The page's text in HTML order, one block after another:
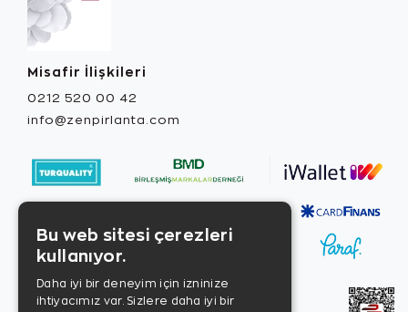
Misafir İlişkileri
0212 520 00 42
info@zenpirlanta.com
Bu web sitesi çerezleri
kullanıyor.
Daha iyi bir deneyim için izninize
ihtiyacımız var. Sizlere daha iyi bir